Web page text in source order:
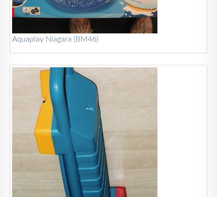
Aquaplay Niagara (BM46)